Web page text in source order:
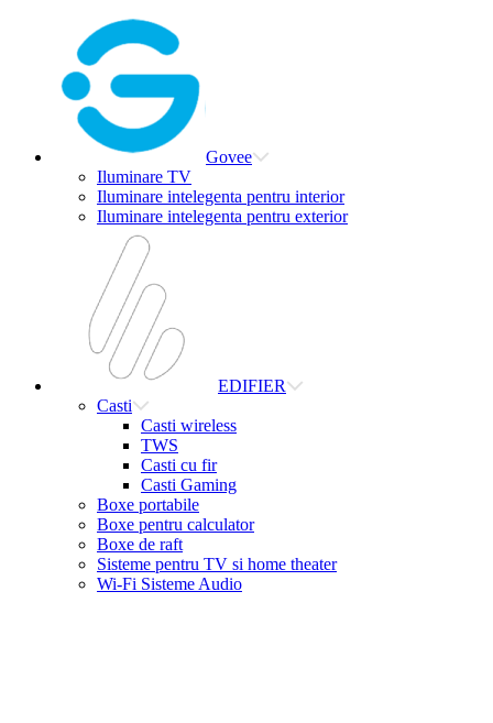
Govee
Iluminare TV
Iluminare intelegenta pentru interior
Iluminare intelegenta pentru exterior
EDIFIER
Casti
Casti wireless
TWS
Casti cu fir
Casti Gaming
Boxe portabile
Boxe pentru calculator
Boxe de raft
Sisteme pentru TV si home theater
Wi-Fi Sisteme Audio